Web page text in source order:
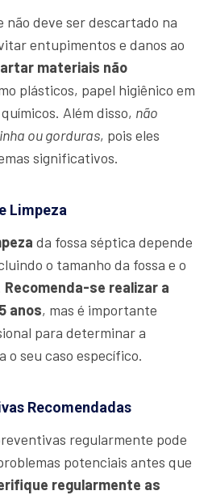
não deve ser descartado na
entupimentos e danos ao
materiais não
plásticos, papel higiênico em
Além disso, não
ou gorduras, pois eles
significativos.
Limpeza
da fossa séptica depende
o tamanho da fossa e o
Recomenda-se realizar a
anos, mas é importante
para determinar a
o seu caso específico.
Recomendadas
regularmente pode
potenciais antes que
regularmente as